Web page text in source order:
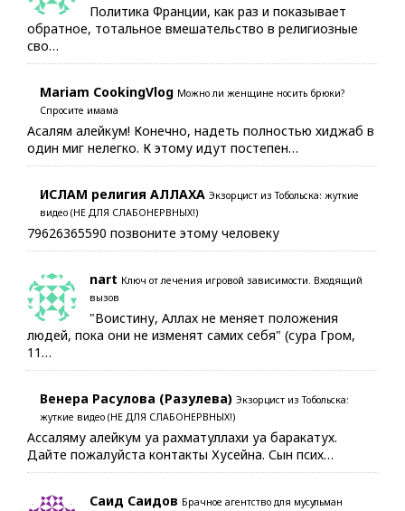
Политика Франции, как раз и показывает
обратное, тотальное вмешательство в религиозные
сво…
Mariam CookingVlog Можно ли женщине носить брюки?
Спросите имама
Асалям алейкум! Конечно, надеть полностью хиджаб в
один миг нелегко. К этому идут постепен…
ИСЛАМ религия АЛЛАХА Экзорцист из Тобольска: жуткие
видео (НЕ ДЛЯ СЛАБОНЕРВНЫХ!)
79626365590 позвоните этому человеку
nart Ключ от лечения игровой зависимости. Входящий
вызов
"Воистину, Аллах не меняет положения
людей, пока они не изменят самих себя" (сура Гром,
11…
Венера Расулова (Разулева) Экзорцист из Тобольска:
жуткие видео (НЕ ДЛЯ СЛАБОНЕРВНЫХ!)
Ассаляму алейкум уа рахматуллахи уа баракатух.
Дайте пожалуйста контакты Хусейна. Сын псих…
Саид Саидов Брачное агентство для мусульман